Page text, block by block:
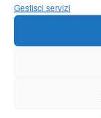
Gestisci servizi